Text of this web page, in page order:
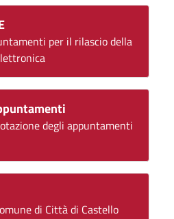
per il rilascio della
degli appuntamenti
di Città di Castello